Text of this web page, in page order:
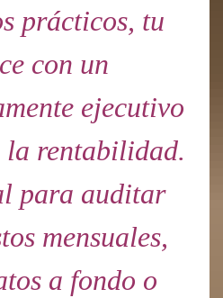
prácticos, tu
con un
ejecutivo
rentabilidad.
para auditar
mensuales,
a fondo o